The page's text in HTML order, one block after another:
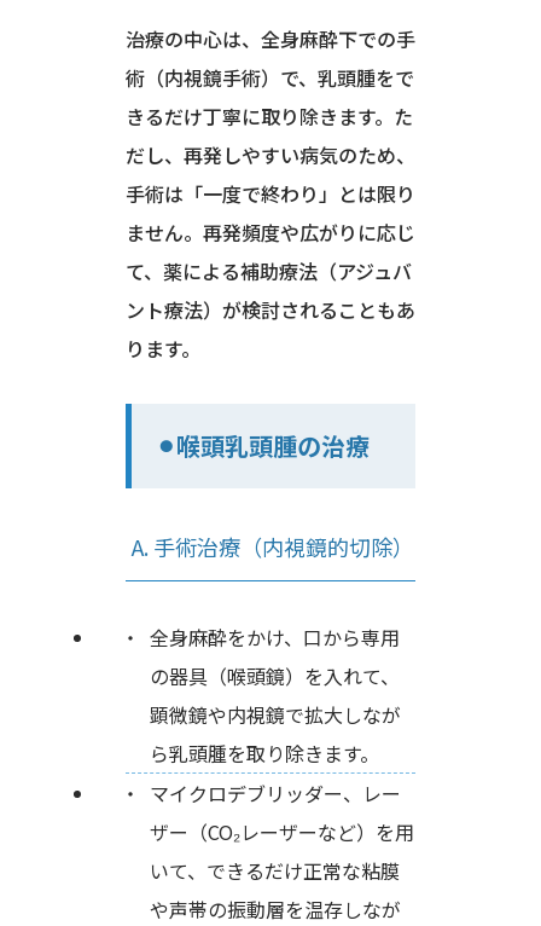
治療の中心は、全身麻酔下での手
術（内視鏡手術）で、乳頭腫をで
きるだけ丁寧に取り除きます。た
だし、再発しやすい病気のため、
手術は「一度で終わり」とは限り
ません。再発頻度や広がりに応じ
て、薬による補助療法（アジュバ
ント療法）が検討されることもあ
ります。
⚫︎喉頭乳頭腫の治療
A. 手術治療（内視鏡的切除）
全身麻酔をかけ、口から専用
の器具（喉頭鏡）を入れて、
顕微鏡や内視鏡で拡大しなが
ら乳頭腫を取り除きます。
マイクロデブリッダー、レー
ザー（CO₂レーザーなど）を用
いて、できるだけ正常な粘膜
や声帯の振動層を温存しなが